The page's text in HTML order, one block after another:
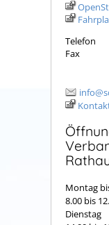
Telefon
Fax
Montag
8.00 bis